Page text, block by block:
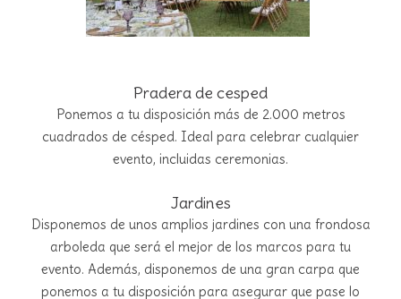
Pradera de cesped
Ponemos a tu disposición más de 2.000 metros
cuadrados de césped. Ideal para celebrar cualquier
evento, incluidas ceremonias.
Jardines
Disponemos de unos amplios jardines con una frondosa
arboleda que será el mejor de los marcos para tu
evento. Además, disponemos de una gran carpa que
ponemos a tu disposición para asegurar que pase lo